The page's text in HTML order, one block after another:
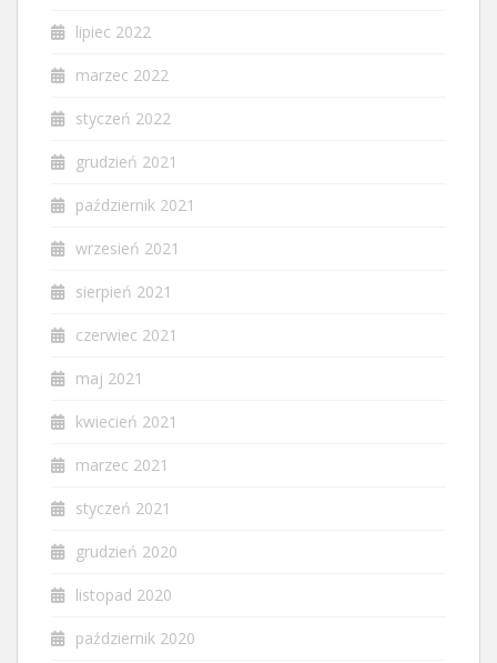
lipiec 2022
marzec 2022
styczeń 2022
grudzień 2021
październik 2021
wrzesień 2021
sierpień 2021
czerwiec 2021
maj 2021
kwiecień 2021
marzec 2021
styczeń 2021
grudzień 2020
listopad 2020
październik 2020